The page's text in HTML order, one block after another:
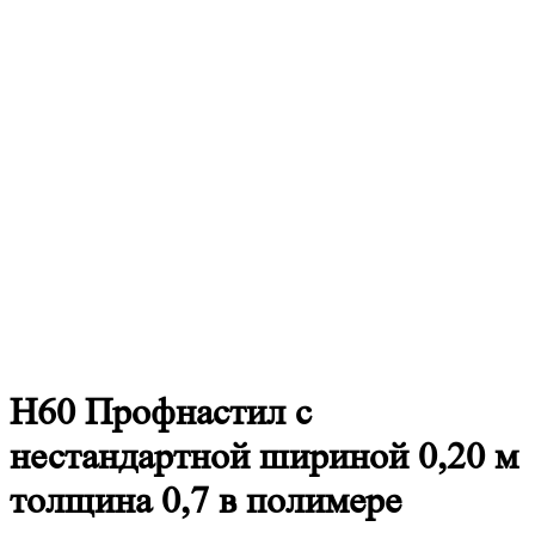
Н60Профнастил с
нестандартной шириной 0,20 м
толщина 0,7 в полимере